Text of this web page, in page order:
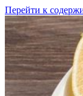
Перейти к